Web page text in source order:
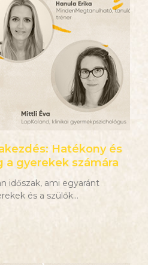
Hatékony és
a gyerekek számára
időszak, ami egyaránt
és a szülők